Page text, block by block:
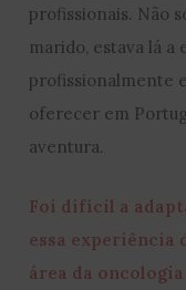
profissionais. Não
marido, estava lá a
profissionalmente
oferecer em
aventura.
Foi difícil a
essa experiência
área da